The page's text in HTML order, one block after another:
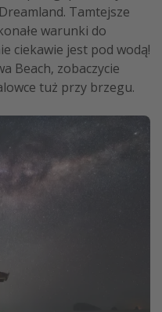
Tamtejsze
warunki do
ciekawie jest pod wodą!
Beach, zobaczycie
tuż przy brzegu.